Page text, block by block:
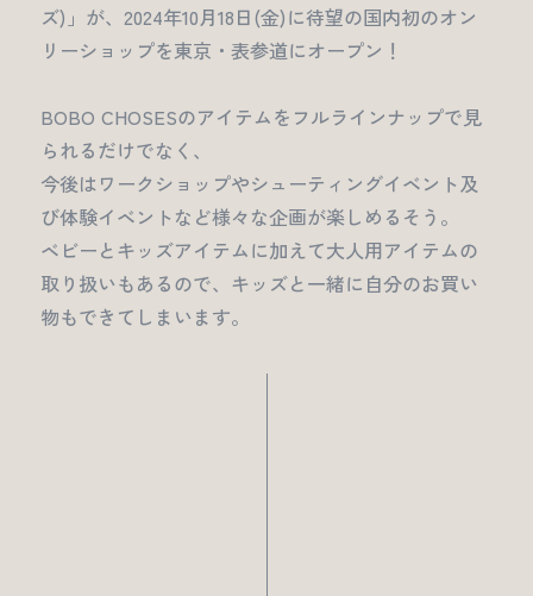
ズ)」が、2024年10月18日(金)に待望の国内初のオン
リーショップを東京・表参道にオープン！
BOBO CHOSESのアイテムをフルラインナップで見
られるだけでなく、
今後はワークショップやシューティングイベント及
び体験イベントなど様々な企画が楽しめるそう。
ベビーとキッズアイテムに加えて大人用アイテムの
取り扱いもあるので、キッズと一緒に自分のお買い
物もできてしまいます。